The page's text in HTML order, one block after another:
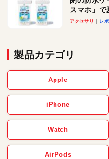
スマホ」で
アクセサリ レポ
製品カテゴリ
Apple
iPhone
Watch
AirPods